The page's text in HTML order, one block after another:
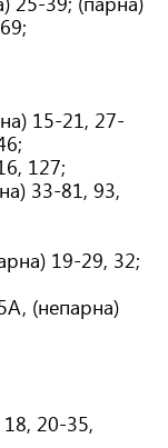
15-21, 27-
127;
33-81, 93,
19-29, 32;
(непарна)
18, 20-35,